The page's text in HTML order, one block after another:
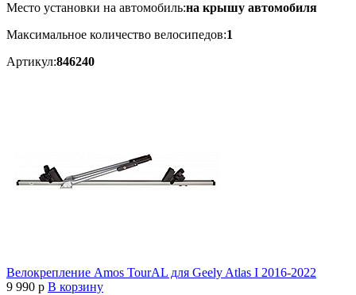
Место установки на автомобиль:на крышу автомобиля
Максимальное количество велосипедов:1
Артикул:846240
Велокрепление Amos TourAL для Geely Atlas I 2016-2022
9 990 p В корзину